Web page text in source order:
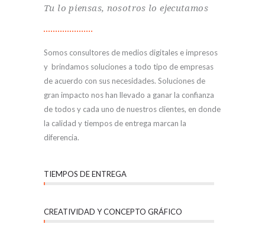
Tu lo piensas, nosotros lo ejecutamos
Somos consultores de medios digitales e impresos
y brindamos soluciones a todo tipo de empresas
de acuerdo con sus necesidades. Soluciones de
gran impacto nos han llevado a ganar la confianza
de todos y cada uno de nuestros clientes, en donde
la calidad y tiempos de entrega marcan la
diferencia.
TIEMPOS DE ENTREGA
CREATIVIDAD Y CONCEPTO GRÁFICO